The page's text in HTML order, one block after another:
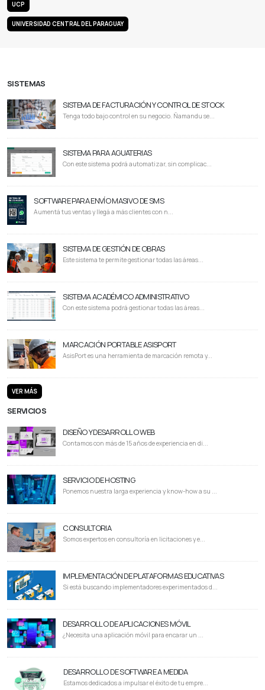
UCP
UNIVERSIDAD CENTRAL DEL PARAGUAY
SISTEMAS
SISTEMA DE FACTURACIÓN Y CONTROL DE STOCK
Tenga todo bajo control en su negocio. Ñamandu se...
SISTEMA PARA AGUATERIAS
Con este sistema podrá automatizar, sin complicac...
SOFTWARE PARA ENVÍO MASIVO DE SMS
Aumentá tus ventas y llegá a más clientes con n...
SISTEMA DE GESTIÓN DE OBRAS
Este sistema te permite gestionar todas las áreas...
SISTEMA ACADÉMICO ADMINISTRATIVO
Con este sistema podrá gestionar todas las áreas...
MARCACIÓN PORTABLE ASISPORT
AsisPort es una herramienta de marcación remota y...
VER MÁS
SERVICIOS
DISEÑO Y DESARROLLO WEB
Contamos con más de 15 años de experiencia en di...
SERVICIO DE HOSTING
Ponemos nuestra larga experiencia y know-how a su ...
CONSULTORIA
Somos expertos en consultoría en licitaciones y e...
IMPLEMENTACIÓN DE PLATAFORMAS EDUCATIVAS
Si está buscando implementadores experimentados d...
DESARROLLO DE APLICACIONES MÓVIL
¿Necesita una aplicación móvil para encarar un ...
DESARROLLO DE SOFTWARE A MEDIDA
Estamos dedicados a impulsar el éxito de tu empre...